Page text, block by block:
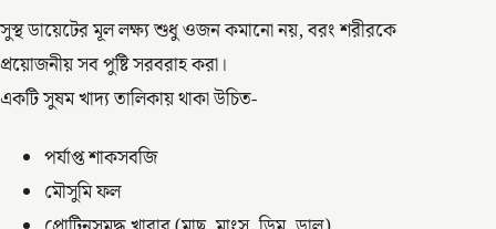
সুস্থ ডায়েটের মূল লক্ষ্য শুধু ওজন কমানো নয়, বরং শরীরকে
প্রয়োজনীয় সব পুষ্টি সরবরাহ করা।
একটি সুষম খাদ্য তালিকায় থাকা উচিত-
পর্যাপ্ত শাকসবজি
মৌসুমি ফল